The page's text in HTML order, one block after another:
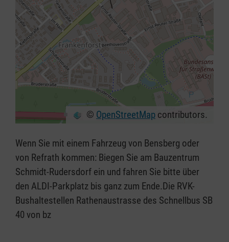
⇧
© OpenStreetMap contributors.
Wenn Sie mit einem Fahrzeug von Bensberg oder
von Refrath kommen: Biegen Sie am Bauzentrum
Schmidt-Rudersdorf ein und fahren Sie bitte über
den ALDI-Parkplatz bis ganz zum Ende.Die RVK-
Bushaltestellen Rathenaustrasse des Schnellbus SB
40 von bz